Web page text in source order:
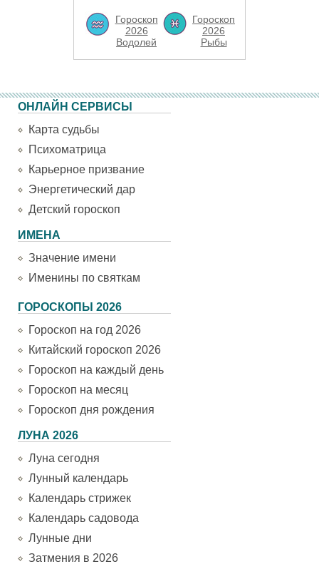
Гороскоп
2026
Водолей
Гороскоп
2026
Рыбы
ОНЛАЙН СЕРВИСЫ
Карта судьбы
Психоматрица
Карьерное призвание
Энергетический дар
Детский гороскоп
ИМЕНА
Значение имени
Именины по святкам
ГОРОСКОПЫ 2026
Гороскоп на год 2026
Китайский гороскоп 2026
Гороскоп на каждый день
Гороскоп на месяц
Гороскоп дня рождения
ЛУНА 2026
Луна сегодня
Лунный календарь
Календарь стрижек
Календарь садовода
Лунные дни
Затмения в 2026